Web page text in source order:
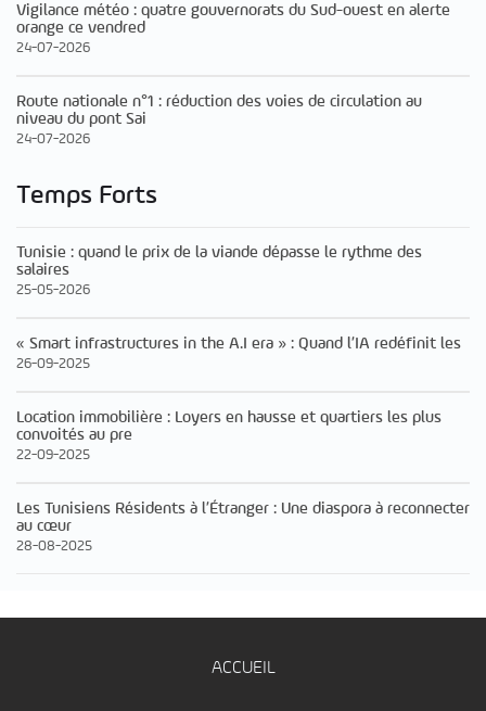
Vigilance météo : quatre gouvernorats du Sud-ouest en alerte
orange ce vendred
24-07-2026
Route nationale n°1 : réduction des voies de circulation au
niveau du pont Sai
24-07-2026
Temps Forts
Tunisie : quand le prix de la viande dépasse le rythme des
salaires
25-05-2026
« Smart infrastructures in the A.I era » : Quand l’IA redéfinit les
26-09-2025
Location immobilière : Loyers en hausse et quartiers les plus
convoités au pre
22-09-2025
Les Tunisiens Résidents à l’Étranger : Une diaspora à reconnecter
au cœur
28-08-2025
ACCUEIL